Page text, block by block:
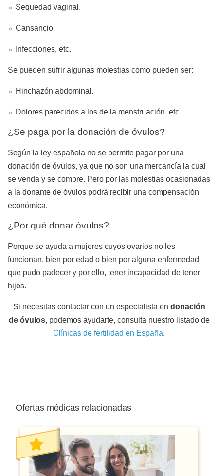
Sequedad vaginal.
Cansancio.
Infecciones, etc.
Se pueden sufrir algunas molestias como pueden ser:
Hinchazón abdominal.
Dolores parecidos a los de la menstruación, etc.
¿Se paga por la donación de óvulos?
Según la ley española no se permite pagar por una
donación de óvulos, ya que no son una mercancía la cual
se venda y se compre. Pero por las molestias ocasionadas
a la donante de óvulos podrá recibir una compensación
económica.
¿Por qué donar óvulos?
Porque se ayuda a mujeres cuyos ovarios no les
funcionan, bien por edad o bien por alguna enfermedad
que pudo padecer y por ello, tener incapacidad de tener
hijos.
Si necesitas contactar con un especialista en donación
de óvulos, podemos ayudarte, consulta nuestro listado de
Clínicas de fertilidad en España.
Ofertas médicas relacionadas